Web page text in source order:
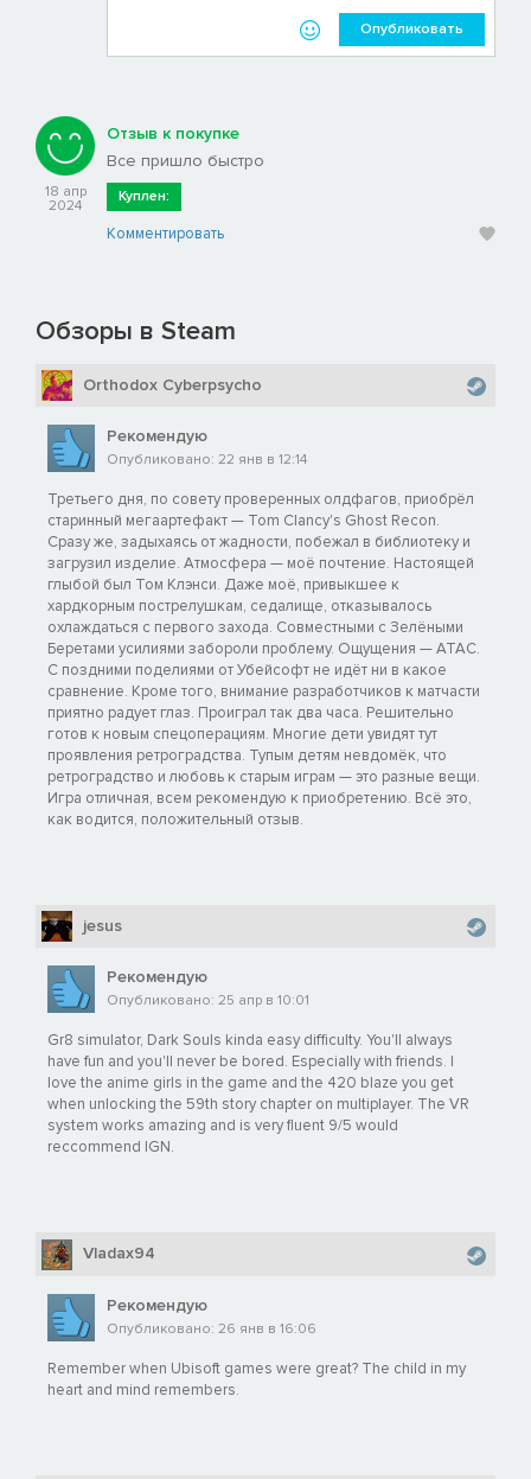
Опубликовать
18 апр
2024
Отзыв к покупке
Все пришло быстро
Куплен:
Комментировать
Обзоры в Steam
Orthodox Cyberpsycho
Рекомендую
Опубликовано: 22 янв в 12:14
Третьего дня, по совету проверенных олдфагов, приобрёл
старинный мегаартефакт — Tom Clancy's Ghost Recon.
Сразу же, задыхаясь от жадности, побежал в библиотеку и
загрузил изделие. Атмосфера — моё почтение. Настоящей
глыбой был Том Клэнси. Даже моё, привыкшее к
хардкорным пострелушкам, седалище, отказывалось
охлаждаться с первого захода. Совместными с Зелёными
Беретами усилиями забороли проблему. Ощущения — АТАС.
С поздними поделиями от Убейсофт не идёт ни в какое
сравнение. Кроме того, внимание разработчиков к матчасти
приятно радует глаз. Проиграл так два часа. Решительно
готов к новым спецоперациям. Многие дети увидят тут
проявления ретроградства. Тупым детям невдомёк, что
ретроградство и любовь к старым играм — это разные вещи.
Игра отличная, всем рекомендую к приобретению. Всё это,
как водится, положительный отзыв.
jesus
Рекомендую
Опубликовано: 25 апр в 10:01
Gr8 simulator, Dark Souls kinda easy difficulty. You'll always
have fun and you'll never be bored. Especially with friends. I
love the anime girls in the game and the 420 blaze you get
when unlocking the 59th story chapter on multiplayer. The VR
system works amazing and is very fluent 9/5 would
reccommend IGN.
Vladax94
Рекомендую
Опубликовано: 26 янв в 16:06
Remember when Ubisoft games were great? The child in my
heart and mind remembers.